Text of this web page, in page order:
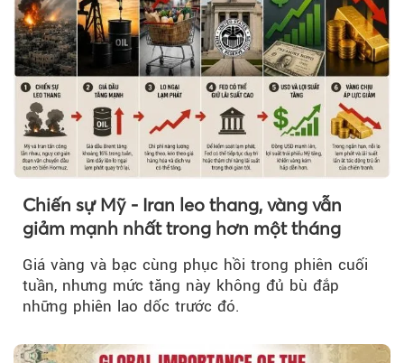
Chiến sự Mỹ - Iran leo thang, vàng vẫn
giảm mạnh nhất trong hơn một tháng
Giá vàng và bạc cùng phục hồi trong phiên cuối
tuần, nhưng mức tăng này không đủ bù đắp
những phiên lao dốc trước đó.